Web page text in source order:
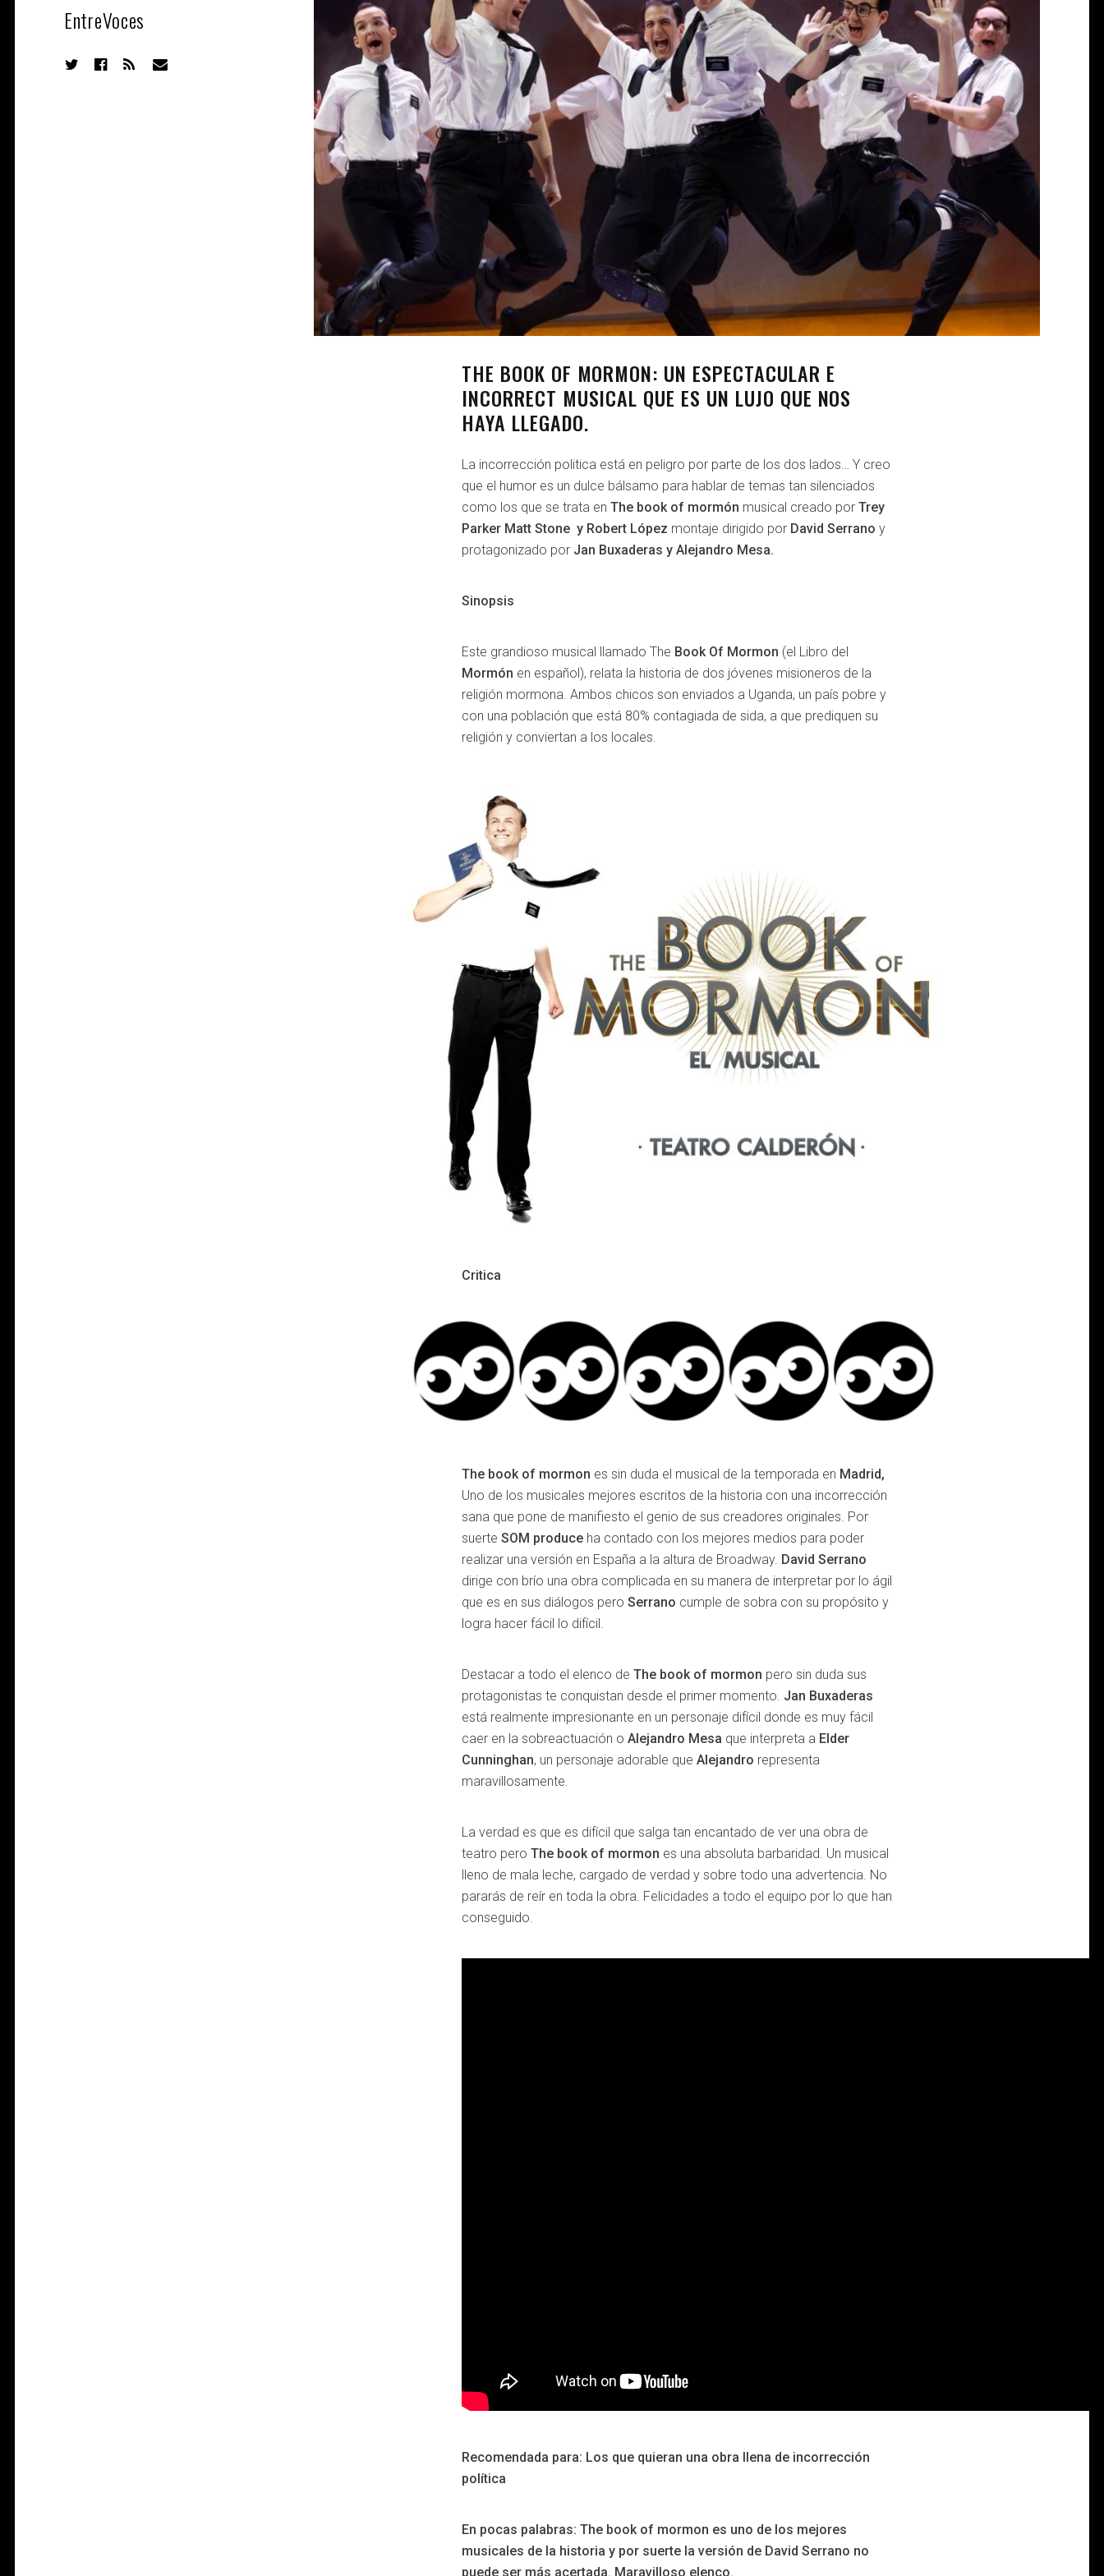
EntreVoces
THE BOOK OF MORMON: UN ESPECTACULAR E
INCORRECT MUSICAL QUE ES UN LUJO QUE NOS
HAYA LLEGADO.
La incorrección politica está en peligro por parte de los dos lados… Y creo
que el humor es un dulce bálsamo para hablar de temas tan silenciados
como los que se trata en The book of mormón musical creado por Trey
Parker Matt Stone y Robert López montaje dirigido por David Serrano y
protagonizado por Jan Buxaderas y Alejandro Mesa.
Sinopsis
Este grandioso musical llamado The Book Of Mormon (el Libro del
Mormón en español), relata la historia de dos jóvenes misioneros de la
religión mormona. Ambos chicos son enviados a Uganda, un país pobre y
con una población que está 80% contagiada de sida, a que prediquen su
religión y conviertan a los locales.
Critica
The book of mormon es sin duda el musical de la temporada en Madrid,
Uno de los musicales mejores escritos de la historia con una incorrección
sana que pone de manifiesto el genio de sus creadores originales. Por
suerte SOM produce ha contado con los mejores medios para poder
realizar una versión en España a la altura de Broadway. David Serrano
dirige con brío una obra complicada en su manera de interpretar por lo ágil
que es en sus diálogos pero Serrano cumple de sobra con su propósito y
logra hacer fácil lo difícil.
Destacar a todo el elenco de The book of mormon pero sin duda sus
protagonistas te conquistan desde el primer momento. Jan Buxaderas
está realmente impresionante en un personaje difícil donde es muy fácil
caer en la sobreactuación o Alejandro Mesa que interpreta a Elder
Cunninghan, un personaje adorable que Alejandro representa
maravillosamente.
La verdad es que es difícil que salga tan encantado de ver una obra de
teatro pero The book of mormon es una absoluta barbaridad. Un musical
lleno de mala leche, cargado de verdad y sobre todo una advertencia. No
pararás de reír en toda la obra. Felicidades a todo el equipo por lo que han
conseguido.
Recomendada para: Los que quieran una obra llena de incorrección
política
En pocas palabras: The book of mormon es uno de los mejores
musicales de la historia y por suerte la versión de David Serrano no
puede ser más acertada. Maravilloso elenco.